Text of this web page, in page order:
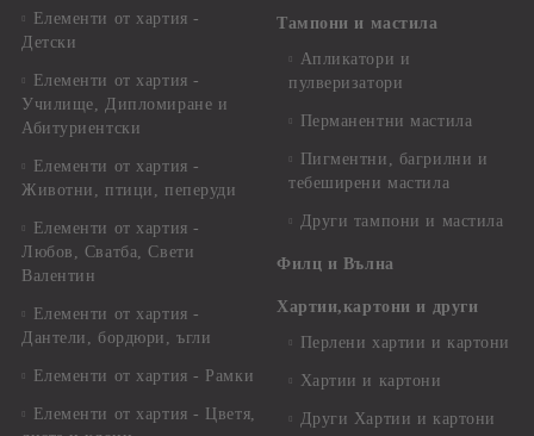
Елементи от хартия -
Детски
Елементи от хартия -
Училище, Дипломиране и
Абитуриентски
Елементи от хартия -
Животни, птици, пеперуди
Елементи от хартия -
Любов, Сватба, Свети
Валентин
Елементи от хартия -
Дантели, бордюри, ъгли
Елементи от хартия - Рамки
Елементи от хартия - Цветя,
Тампони и мастила
Апликатори и
пулверизатори
Перманентни мастила
Пигментни, багрилни и
тебеширени мастила
Други тампони и мастила
Филц и Вълна
Хартии,картони и други
Перлени хартии и картони
Хартии и картони
Други Хартии и картони